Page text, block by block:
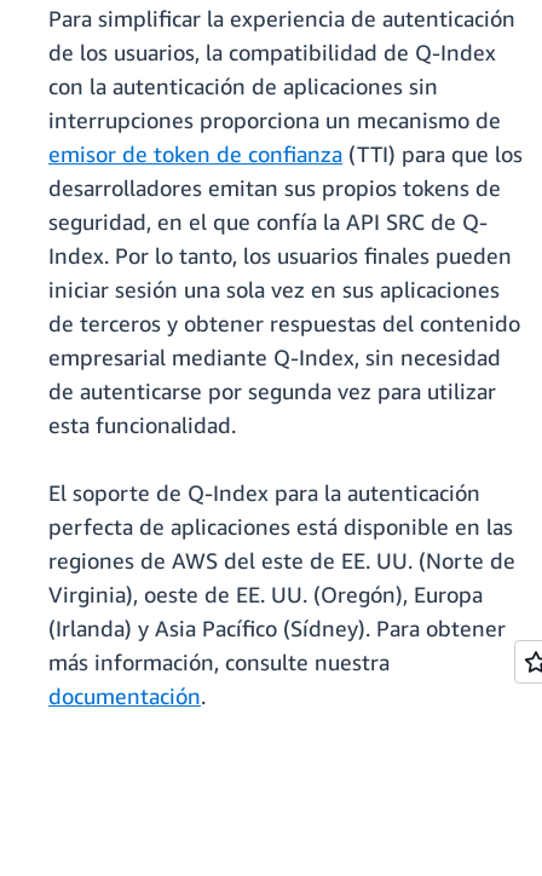
Para simplificar la experiencia de autenticación
de los usuarios, la compatibilidad de Q-Index
con la autenticación de aplicaciones sin
interrupciones proporciona un mecanismo de
emisor de token de confianza (TTI) para que los
desarrolladores emitan sus propios tokens de
seguridad, en el que confía la API SRC de Q-
Index. Por lo tanto, los usuarios finales pueden
iniciar sesión una sola vez en sus aplicaciones
de terceros y obtener respuestas del contenido
empresarial mediante Q-Index, sin necesidad
de autenticarse por segunda vez para utilizar
esta funcionalidad.
El soporte de Q-Index para la autenticación
perfecta de aplicaciones está disponible en las
regiones de AWS del este de EE. UU. (Norte de
Virginia), oeste de EE. UU. (Oregón), Europa
(Irlanda) y Asia Pacífico (Sídney). Para obtener
más información, consulte nuestra
documentación.